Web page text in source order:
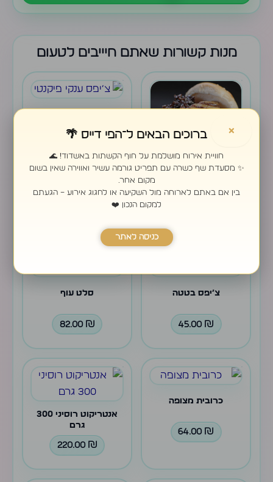
מנות קשורות שאתם חיייבים לטעום
גרם
צ׳יפס בטטה
45.00 ₪
סלט עוף
82.00 ₪
כרובית מצופה
64.00 ₪
אנטריקוט רוסיני 300
גרם
220.00 ₪
× ברוכים הבאים ל־הפי דייס 🌴
חוויית אירוח מושלמת על חוף הקשתות באשדוד! 🌊
✨ מסעדת שף כשרה עם תפריט גורמה עשיר ואווירה שאין בשום
מקום אחר.
בין אם באתם לארוחה מול השקיעה או לחגוג אירוע – הגעתם
למקום הנכון ❤️
כניסה לאתר